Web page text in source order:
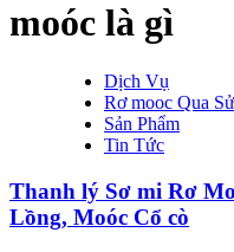
moóc là gì
Dịch Vụ
Rơ mooc Qua
Sản Phẩm
Tin Tức
Thanh lý Sơ mi Rơ
Lồng, Moóc Cổ cò